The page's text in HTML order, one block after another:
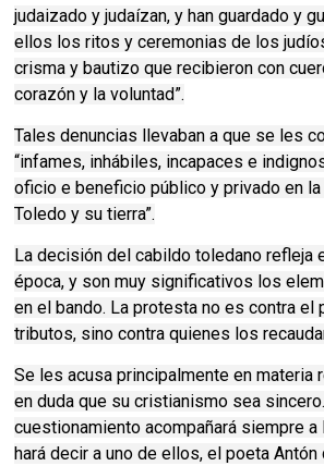
judaizado y judaízan, y han guardado y
ellos los ritos y ceremonias de los
crisma y bautizo que recibieron con
corazón y la voluntad”.
Tales denuncias llevaban a que se les
“infames, inhábiles, incapaces e
oficio e beneficio público y privado en la
Toledo y su tierra”.
La decisión del cabildo toledano refleja
época, y son muy significativos los
en el bando. La protesta no es contra el
tributos, sino contra quienes los
Se les acusa principalmente en materia
en duda que su cristianismo sea
cuestionamiento acompañará siempre
hará decir a uno de ellos, el poeta